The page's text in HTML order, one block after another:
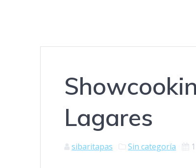
Lagares
sibaritapas Sin categoría